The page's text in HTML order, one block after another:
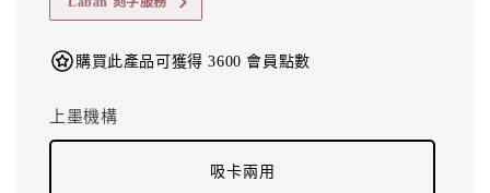
購買此產品可獲得 3600 會員點數
上墨機構
吸卡兩用